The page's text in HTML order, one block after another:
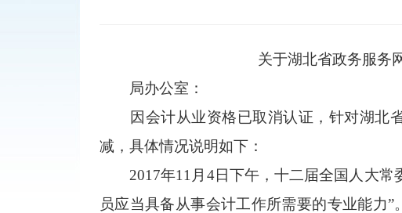
关于湖北省政务服务
局办公室：
因会计从业资格已取消认证，针对湖北
减，具体情况说明如下：
2017年11月4日下午，十二届全国人大
员应当具备从事会计工作所需要的专业能力